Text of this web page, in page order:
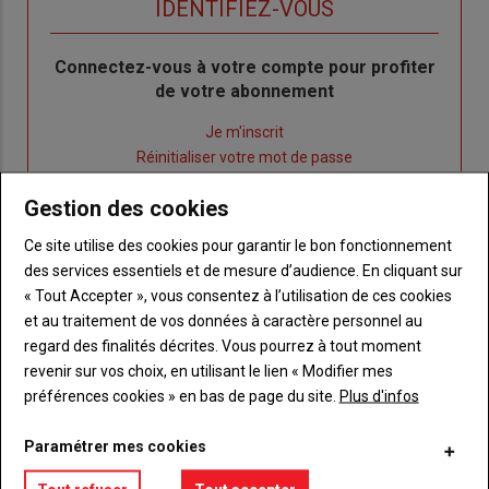
IDENTIFIEZ-VOUS
Body
Connectez-vous à votre compte pour profiter
de votre abonnement
nouveau
Je m'inscrit
votre
Réinitialiser votre mot de passe
Lien
me
connecte"
Je me connecte
Sous-
titre
Vous n'êtes pas abonné(e)
TITRE CRÉEZ UN COMPTE
Choisissez votre formule et créez votre
compte pour accéder à tout {nom-site}.
Lien
Gestion des cookies
Ce site utilise des cookies pour garantir le bon fonctionnement
des services essentiels et de mesure d’audience. En cliquant sur
« Tout Accepter », vous consentez à l’utilisation de ces cookies
et au traitement de vos données à caractère personnel au
regard des finalités décrites. Vous pourrez à tout moment
revenir sur vos choix, en utilisant le lien « Modifier mes
préférences cookies » en bas de page du site. Plus d'infos
Paramétrer mes cookies